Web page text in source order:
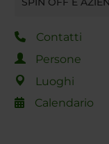
Contatti
Persone
Luoghi
Calendario